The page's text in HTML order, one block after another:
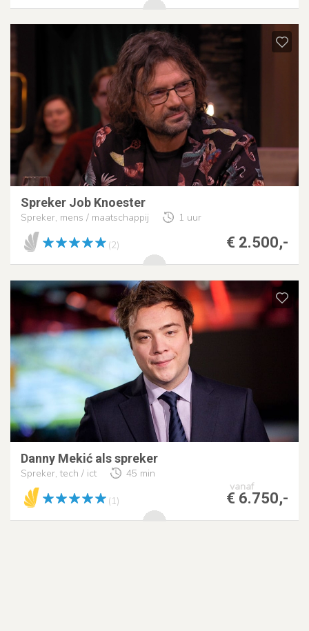
Spreker Job Knoester
Spreker, mens / maatschappij 1 uur
€ 2.500,-
(2)
Danny Mekić als spreker
Spreker, tech / ict
45 min
vanaf
€ 6.750,-
(1)